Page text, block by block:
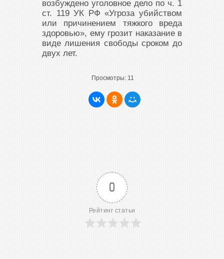
возбуждено уголовное дело по ч. 1
ст. 119 УК РФ «Угроза убийством
или причинением тяжкого вреда
здоровью», ему грозит наказание в
виде лишения свободы сроком до
двух лет.
Просмотры: 11
0
Рейтинг статьи